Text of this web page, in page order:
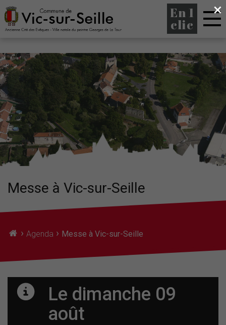
En 1
clic
Messe à Vic-sur-Seille
› Agenda › Messe à Vic-sur-Seille
Le dimanche 09
août
×